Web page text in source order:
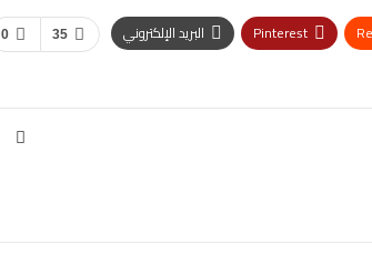
0 35 Pinterest البريد الإلكتروني